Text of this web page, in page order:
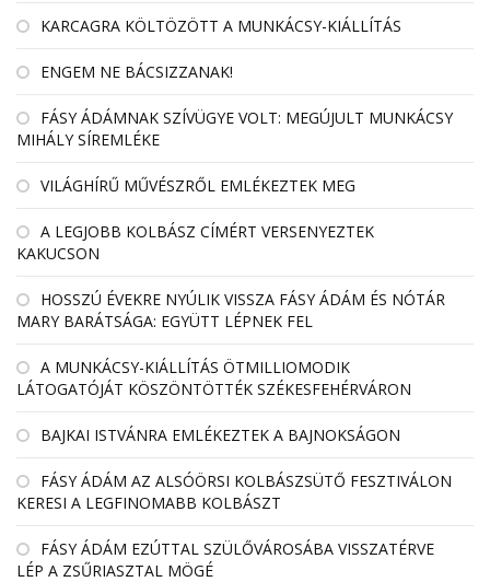
KARCAGRA KÖLTÖZÖTT A MUNKÁCSY-KIÁLLÍTÁS
ENGEM NE BÁCSIZZANAK!
FÁSY ÁDÁMNAK SZÍVÜGYE VOLT: MEGÚJULT MUNKÁCSY
MIHÁLY SÍREMLÉKE
VILÁGHÍRŰ MŰVÉSZRŐL EMLÉKEZTEK MEG
A LEGJOBB KOLBÁSZ CÍMÉRT VERSENYEZTEK
KAKUCSON
HOSSZÚ ÉVEKRE NYÚLIK VISSZA FÁSY ÁDÁM ÉS NÓTÁR
MARY BARÁTSÁGA: EGYÜTT LÉPNEK FEL
A MUNKÁCSY-KIÁLLÍTÁS ÖTMILLIOMODIK
LÁTOGATÓJÁT KÖSZÖNTÖTTÉK SZÉKESFEHÉRVÁRON
BAJKAI ISTVÁNRA EMLÉKEZTEK A BAJNOKSÁGON
FÁSY ÁDÁM AZ ALSÓÖRSI KOLBÁSZSÜTŐ FESZTIVÁLON
KERESI A LEGFINOMABB KOLBÁSZT
FÁSY ÁDÁM EZÚTTAL SZÜLŐVÁROSÁBA VISSZATÉRVE
LÉP A ZSŰRIASZTAL MÖGÉ